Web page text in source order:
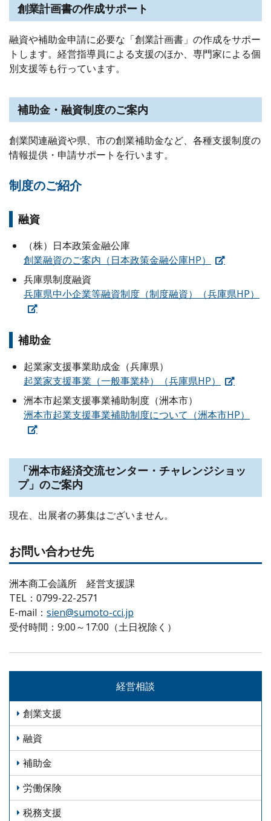
創業計画書の作成サポート
融資や補助金申請に必要な「創業計画書」の作成をサポー
トします。経営指導員による支援のほか、専門家による個
別支援等も行っています。
補助金・融資制度のご案内
創業関連融資や県、市の創業補助金など、各種支援制度の
情報提供・申請サポートを行います。
制度のご紹介
融資
（株）日本政策金融公庫
創業融資のご案内（日本政策金融公庫HP）
兵庫県制度融資
兵庫県中小企業等融資制度（制度融資）（兵庫県HP）
補助金
起業家支援事業助成金（兵庫県）
起業家支援事業（一般事業枠）（兵庫県HP）
洲本市起業支援事業補助制度（洲本市）
洲本市起業支援事業補助制度について（洲本市HP）
「洲本市経済交流センター・チャレンジショッ
プ」のご案内
現在、出展者の募集はございません。
お問い合わせ先
洲本商工会議所 経営支援課
TEL：0799-22-2571
E-mail： sien@sumoto-cci.jp
受付時間：9:00～17:00（土日祝除く）
経営相談
創業支援
融資
補助金
労働保険
税務支援